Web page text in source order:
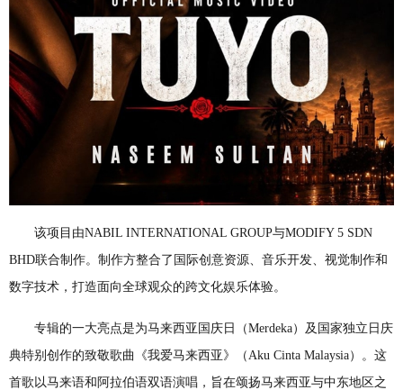
该项目由NABIL INTERNATIONAL GROUP与MODIFY 5 SDN
BHD联合制作。制作方整合了国际创意资源、音乐开发、视觉制作和
数字技术，打造面向全球观众的跨文化娱乐体验。
专辑的一大亮点是为马来西亚国庆日（Merdeka）及国家独立日庆
典特别创作的致敬歌曲《我爱马来西亚》（Aku Cinta Malaysia）。这
首歌以马来语和阿拉伯语双语演唱，旨在颂扬马来西亚与中东地区之